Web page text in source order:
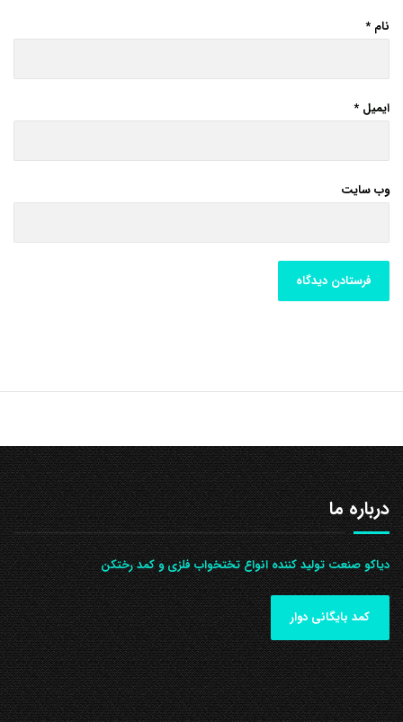
نام *
ایمیل *
وب‌ سایت
درباره ما
دیاکو صنعت تولید کننده انواع تختخواب فلزی و کمد رختکن
کمد بایگانی دوار